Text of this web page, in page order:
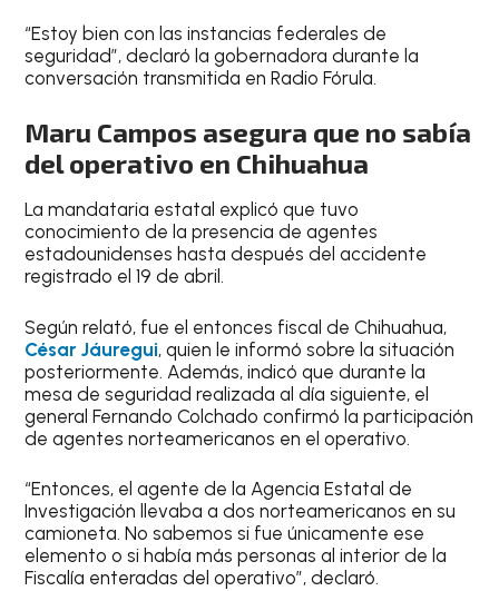
“Estoy bien con las instancias federales de
seguridad”, declaró la gobernadora durante la
conversación transmitida en Radio Fórula.
Maru Campos asegura que no sabía
del operativo en Chihuahua
La mandataria estatal explicó que tuvo
conocimiento de la presencia de agentes
estadounidenses hasta después del accidente
registrado el 19 de abril.
Según relató, fue el entonces fiscal de Chihuahua,
César Jáuregui, quien le informó sobre la situación
posteriormente. Además, indicó que durante la
mesa de seguridad realizada al día siguiente, el
general Fernando Colchado confirmó la participación
de agentes norteamericanos en el operativo.
“Entonces, el agente de la Agencia Estatal de
Investigación llevaba a dos norteamericanos en su
camioneta. No sabemos si fue únicamente ese
elemento o si había más personas al interior de la
Fiscalía enteradas del operativo”, declaró.